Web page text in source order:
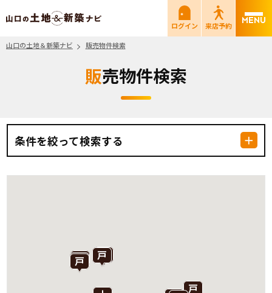
山口の土地＆新築ナビ
ログイン
来店予約
山口の土地＆新築ナビ
販売物件検索
販売物件検索
条件を絞って検索する